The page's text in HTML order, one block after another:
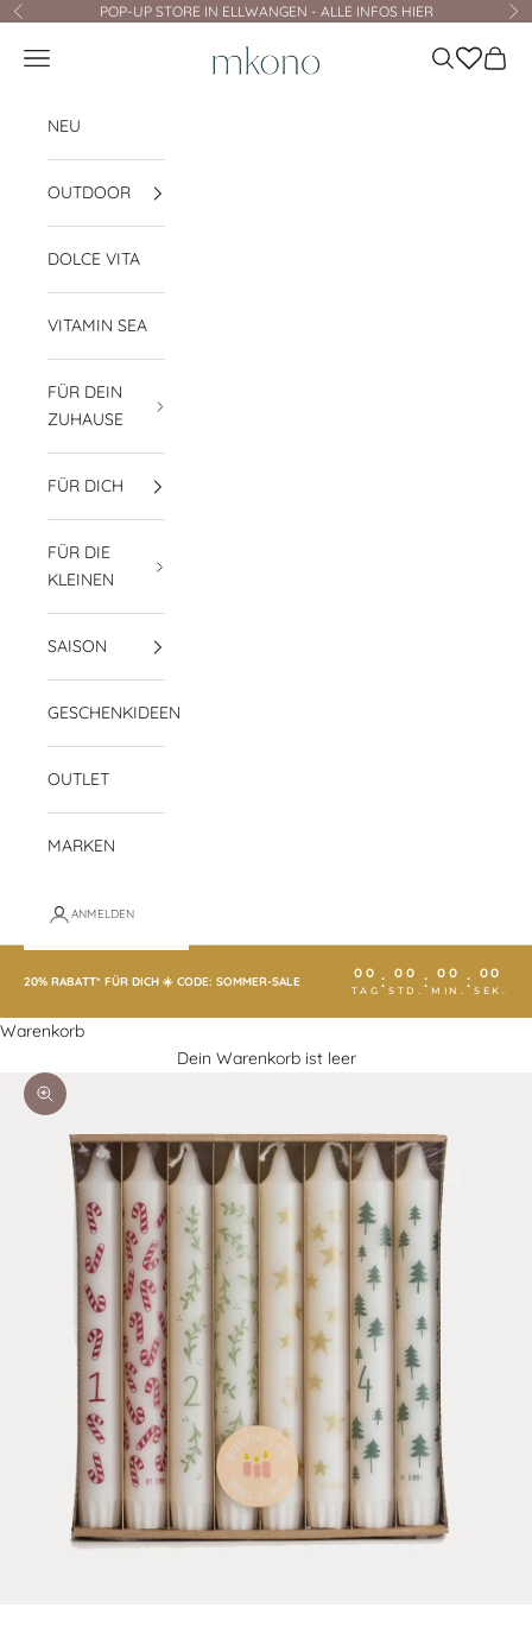
Zum Inhalt springen
Zurück POP-UP STORE IN ELLWANGEN - ALLE INFOS HIER
mkono
Navigationsmenü öffnen Suche öffnen
NEU
OUTDOOR
DOLCE VITA
VITAMIN SEA
FÜR DEIN
ZUHAUSE
FÜR DICH
FÜR DIE
KLEINEN
SAISON
GESCHENKIDEEN
OUTLET
MARKEN
ANMELDEN
20% RABATT* FÜR DICH ☀️ CODE: SOMMER-SALE 00
TAG : 00
STD. : 00
MIN. : 00
SEK.
Warenkorb
Dein Warenkorb ist leer
Bild vergrößern